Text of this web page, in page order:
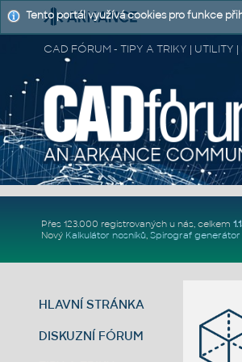
CAD FÓRUM - TIPY A TRIKY |
Přes 123.000 registrovaných u nás, celkem
Nový Kalkulátor nosníků, Spirograf generátor
HLAVNÍ STRÁNKA
DISKUZNÍ FÓRUM
Tento portál využívá cookies pro funkce